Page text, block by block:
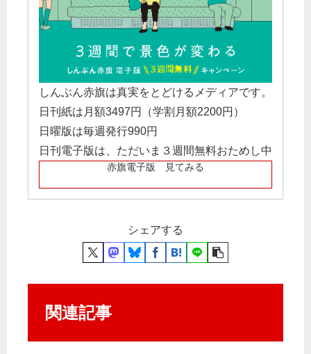
しんぶん赤旗は真実をとどけるメディアです。
日刊紙は月額3497円（学割月額2200円）
日曜版は毎週発行990円
日刊電子版は、ただいま３週間無料おためし中
赤旗電子版 見てみる
シェアする
関連記事